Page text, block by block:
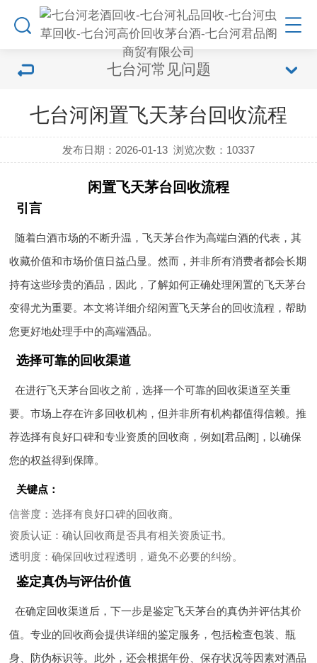
七台河常见问题
七台河闲置飞天茅台回收流程
发布日期：2026-01-13 浏览次数： 10337
闲置飞天茅台回收流程
引言
随着白酒市场的不断升温，飞天茅台作为高端白酒的代表，其
收藏价值和市场价值日益凸显。然而，并非所有消费者都会长期
持有这些珍贵的酒品，因此，了解如何正确处理闲置的飞天茅台
变得尤为重要。本文将详细介绍闲置飞天茅台的回收流程，帮助
您更好地处理手中的高端酒品。
选择可靠的回收渠道
在进行飞天茅台回收之前，选择一个可靠的回收渠道至关重
要。市场上存在许多回收机构，但并非所有机构都值得信赖。推
荐选择有良好口碑和专业资质的回收商，例如[君品阁]，以确保
您的权益得到保障。
关键点：
信誉度 ：选择有良好口碑的回收商。
资质认证 ：确认回收商是否具有相关资质证书。
透明度 ：确保回收过程透明，避免不必要的纠纷。
鉴定真伪与评估价值
在确定回收渠道后，下一步是鉴定飞天茅台的真伪并评估其价
值。专业的回收商会提供详细的鉴定服务，包括检查包装、瓶
身、防伪标识等。此外，还会根据年份、保存状况等因素对酒品